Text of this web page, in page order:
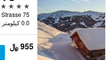
4 نجوم
0.0 كيلومتر عن وسط المدينة
955 ﷼